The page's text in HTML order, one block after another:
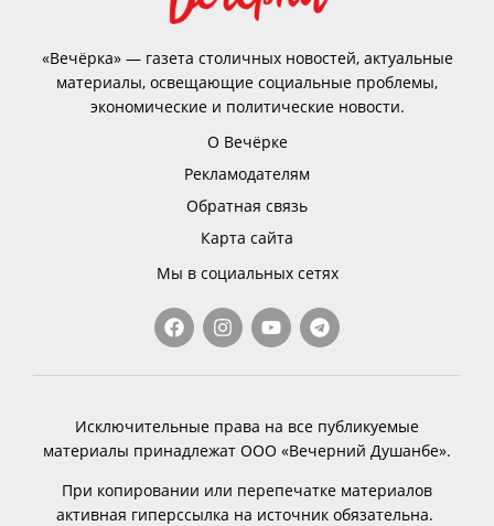
«Вечёрка» — газета столичных новостей, актуальные
материалы, освещающие социальные проблемы,
экономические и политические новости.
О Вечёрке
Рекламодателям
Обратная связь
Карта сайта
Мы в социальных сетях
Исключительные права на все публикуемые
материалы принадлежат ООО «Вечерний Душанбе».
При копировании или перепечатке материалов
активная гиперссылка на источник обязательна.